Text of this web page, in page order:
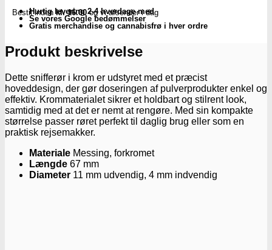
Bestil indenkl. 16.00og vi afsender i dag
Hurtig levering 2-4 hverdage med
Se vores Google bedømmelser
Gratis merchandise og cannabisfrø i hver ordre
Produkt beskrivelse
Dette snifferør i krom er udstyret med et præcist
hoveddesign, der gør doseringen af pulverprodukter enkel og
effektiv. Krommaterialet sikrer et holdbart og stilrent look,
samtidig med at det er nemt at rengøre. Med sin kompakte
størrelse passer røret perfekt til daglig brug eller som en
praktisk rejsemakker.
Materiale Messing, forkromet
Længde 67 mm
Diameter 11 mm udvendig, 4 mm indvendig